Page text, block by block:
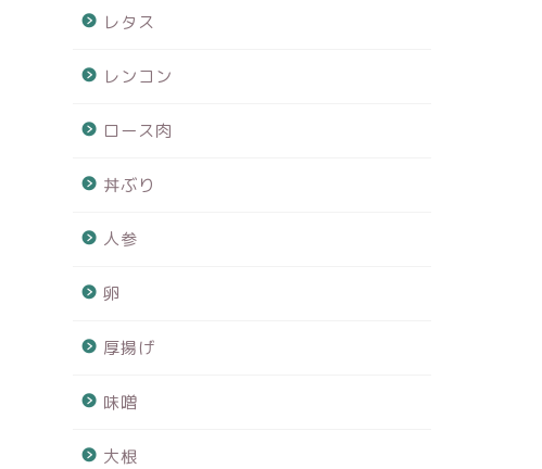
レタス
レンコン
ロース肉
丼ぶり
人参
卵
厚揚げ
味噌
大根